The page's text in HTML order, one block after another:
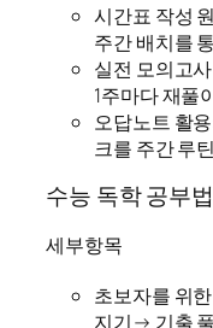
시간표 작성
주간 배치를
실전 모의고
1주마다 재풀
오답노트 활
크를 주간 루
수능 독학 공부
세부항목
초보자를 위
지기→ 기출